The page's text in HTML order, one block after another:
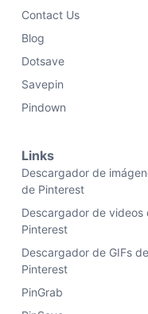
Contact Us
Blog
Dotsave
Savepin
Pindown
Links
Descargador de
de Pinterest
Descargador de videos
Pinterest
Descargador de GIFs de
Pinterest
PinGrab